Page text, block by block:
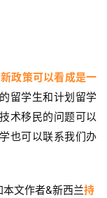
政策可以看成是一
留学生和计划留学
术移民的问题可以
也可以联系我们办
文作者&新西兰持